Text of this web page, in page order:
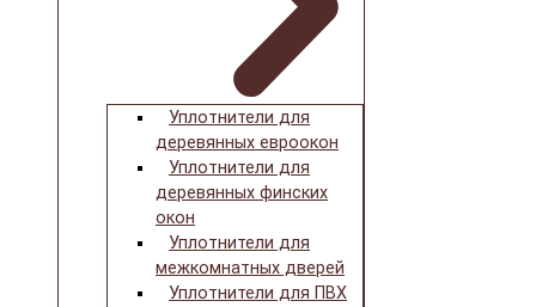
Уплотнители для
деревянных евроокон
Уплотнители для
деревянных финских
окон
Уплотнители для
межкомнатных дверей
Уплотнители для ПВХ